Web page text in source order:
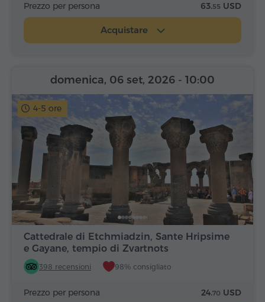
Prezzo per persona 63.55 USD
Acquistare
4-5 ore
Cattedrale di Etchmiadzin, Sante Hripsime
e Gayane, tempio di Zvartnots
398 recensioni 98% consigliato
domenica, 06 set, 2026 - 10:00
Prezzo per persona 24.70 USD